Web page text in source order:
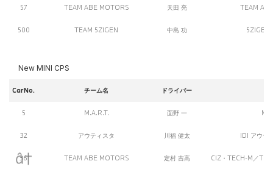
57 TEAM ABE MOTORS 天田 亮 TEAM
500 TEAM 5ZIGEN 中島 功 5ZIGEN
New MINI CPS
CarNo. チーム名 ドライバー
5 M.A.R.T. 面野 一
32 アウティスタ 川福 健太 IDI アウテ
36 TEAM ABE MOTORS 定村 吉高 CIZ・TECH-M／